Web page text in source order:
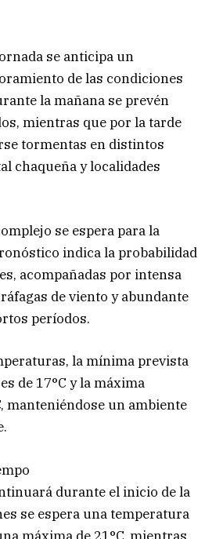
se anticipa un
de las condiciones
la mañana se prevén
mientras que por la tarde
tormentas en distintos
chaqueña y localidades
se espera para la
indica la probabilidad
acompañadas por intensa
de viento y abundante
períodos.
la mínima prevista
de 17°C y la máxima
manteniéndose un ambiente
durante el inicio de la
se espera una temperatura
máxima de 21°C, mientras